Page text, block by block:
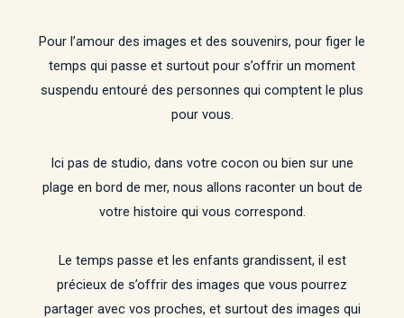
Pour l’amour des images et des souvenirs, pour figer le
temps qui passe et surtout pour s’offrir un moment
suspendu entouré des personnes qui comptent le plus
pour vous.
Ici pas de studio, dans votre cocon ou bien sur une
plage en bord de mer, nous allons raconter un bout de
votre histoire qui vous correspond.
Le temps passe et les enfants grandissent, il est
précieux de s’offrir des images que vous pourrez
partager avec vos proches, et surtout des images qui